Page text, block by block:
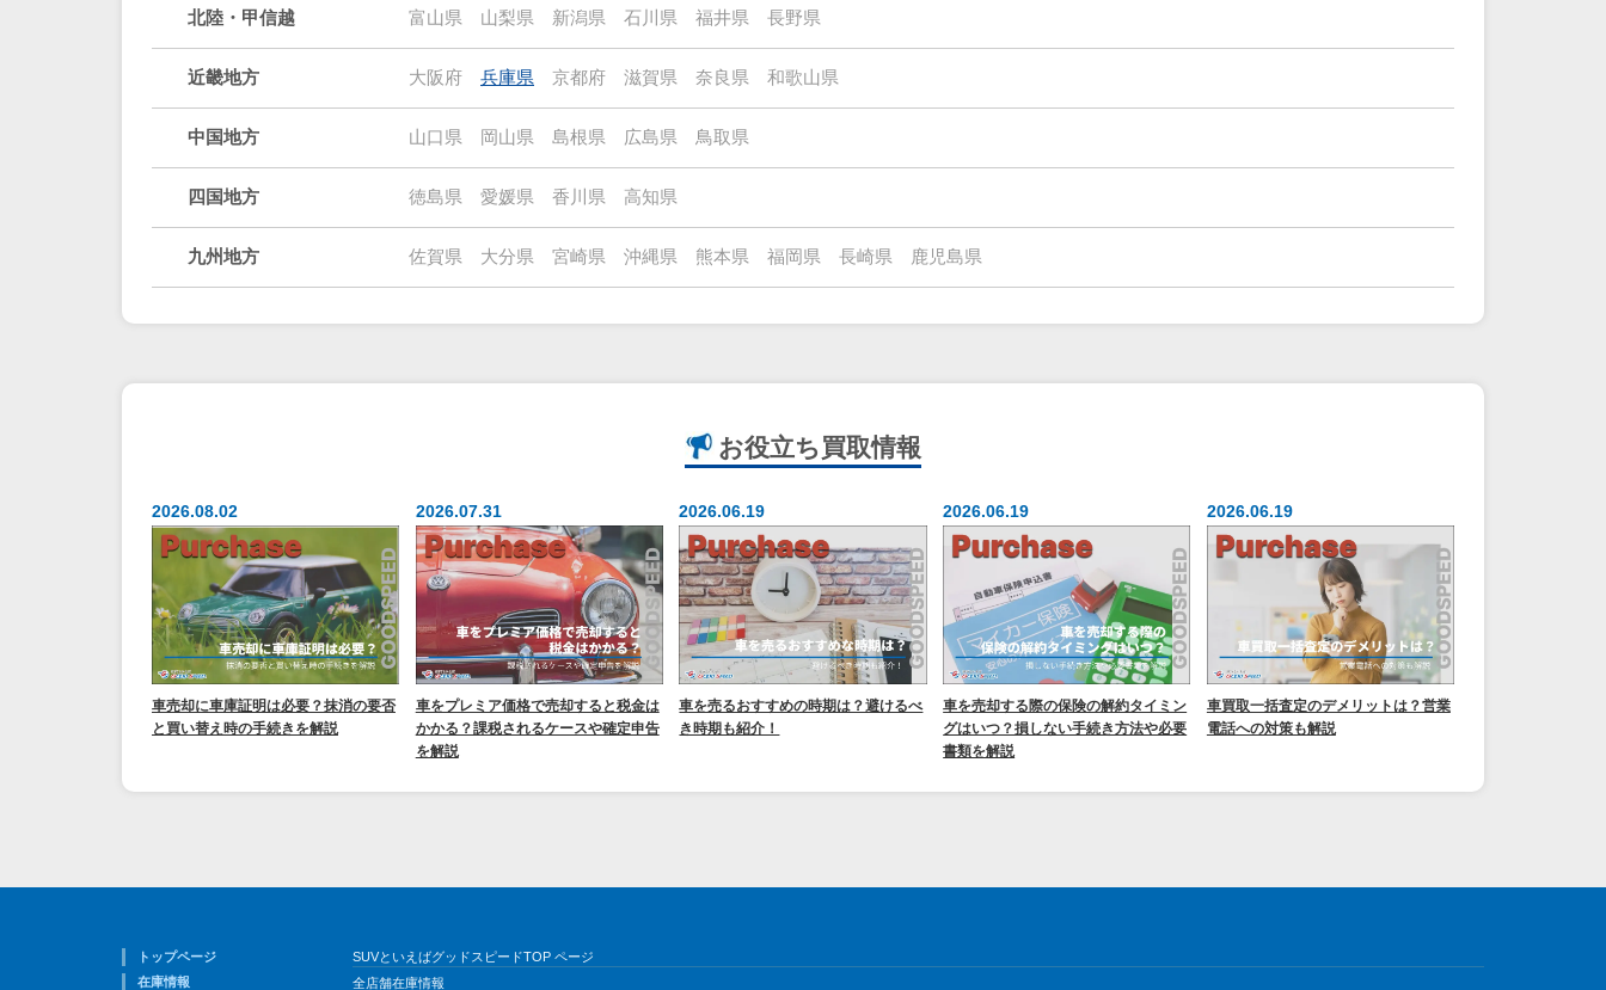
北陸・甲信越 富山県 山梨県 新潟県 石川県 福井県 長野県
近畿地方 大阪府 兵庫県 京都府 滋賀県 奈良県 和歌山県
中国地方 山口県 岡山県 島根県 広島県 鳥取県
四国地方 徳島県 愛媛県 香川県 高知県
九州地方 佐賀県 大分県 宮崎県 沖縄県 熊本県 福岡県 長崎県 鹿児島県
お役立ち 買取情報
2026.08.02
車売却に車庫証明は必要？抹消の要否
と買い替え時の手続きを解説
2026.07.31
車をプレミア価格で売却すると税金は
かかる？課税されるケースや確定申告
を解説
2026.06.19
車を売るおすすめの時期は？避けるべ
き時期も紹介！
2026.06.19
車を売却する際の保険の解約タイミン
グはいつ？損しない手続き方法や必要
書類を解説
2026.06.19
車買取一括査定のデメリットは？営業
電話への対策も解説
トップページ
SUVといえばグッドスピードTOP ページ
在庫情報
全店舗在庫情報